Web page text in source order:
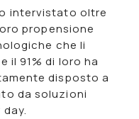
intervistato oltre
propensione
che li
il 91% di loro ha
disposto a
da soluzioni